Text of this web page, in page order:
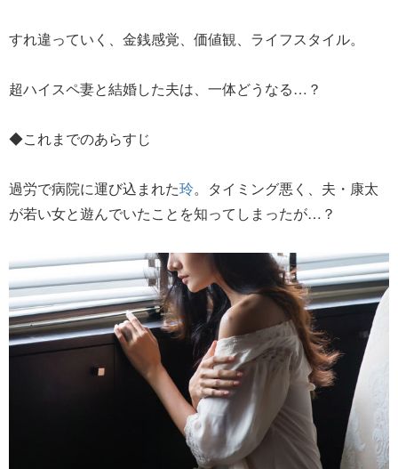
すれ違っていく、金銭感覚、価値観、ライフスタイル。
超ハイスペ妻と結婚した夫は、一体どうなる…？
◆これまでのあらすじ
過労で病院に運び込まれた玲。タイミング悪く、夫・康太
が若い女と遊んでいたことを知ってしまったが…？